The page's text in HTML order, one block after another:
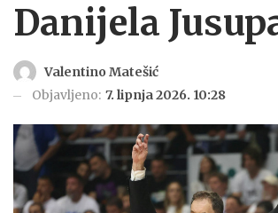
Danijela
Valentino Matešić
Objavljeno: 7. lipnja 2026. 10:28